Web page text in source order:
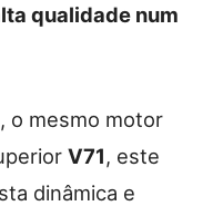
qualidade num
, o mesmo motor
V71, este
dinâmica e